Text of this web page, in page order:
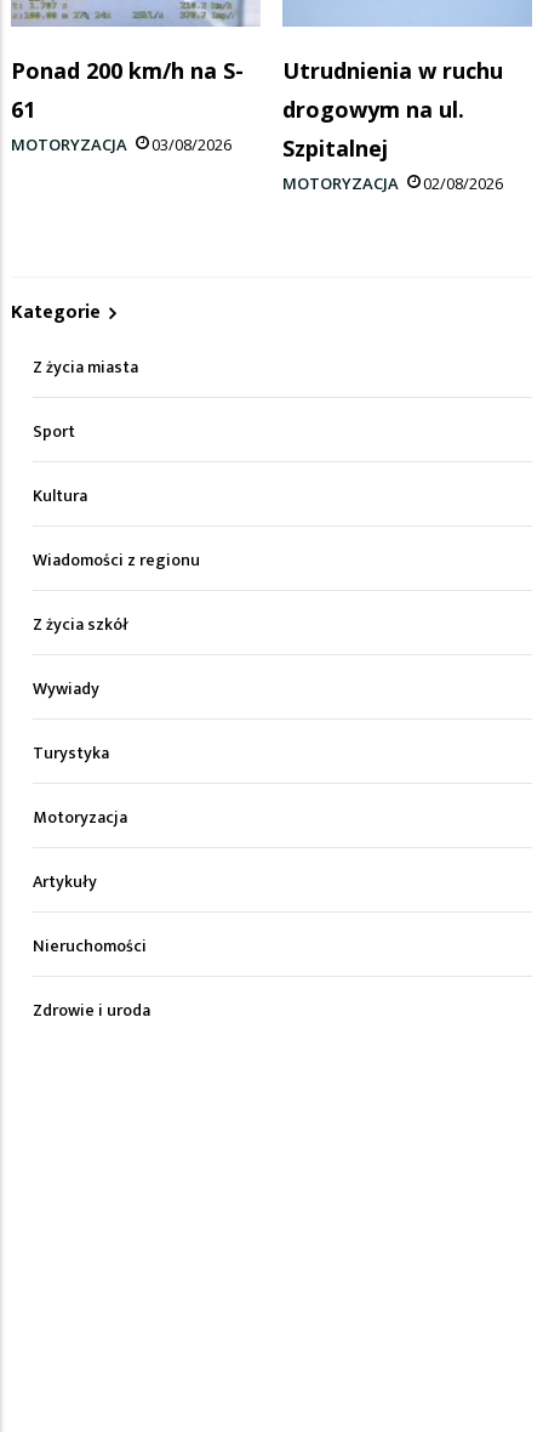
Ponad 200 km/h na S-
61
MOTORYZACJA 03/08/2026
Utrudnienia w ruchu
drogowym na ul.
Szpitalnej
MOTORYZACJA 02/08/2026
Kategorie
Z życia miasta
Sport
Kultura
Wiadomości z regionu
Z życia szkół
Wywiady
Turystyka
Motoryzacja
Artykuły
Nieruchomości
Zdrowie i uroda